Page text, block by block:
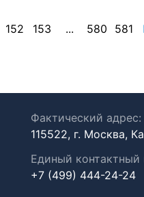
152 153 ... 580 581
Фактический адрес:
115522, г. Москва,
Единый контактный
+7 (499) 444-24-24